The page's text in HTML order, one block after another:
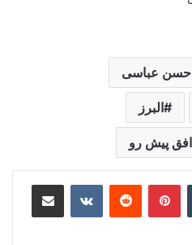
حسن عباسی
البرز
افق پیش رو
‫تامبلر ‫پین‌ترست‫رددیت ‫VKontakteاشتراک گذاری از طریق ایمیل